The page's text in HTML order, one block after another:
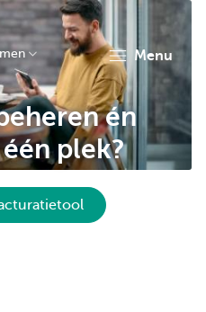
menu
én
plek?